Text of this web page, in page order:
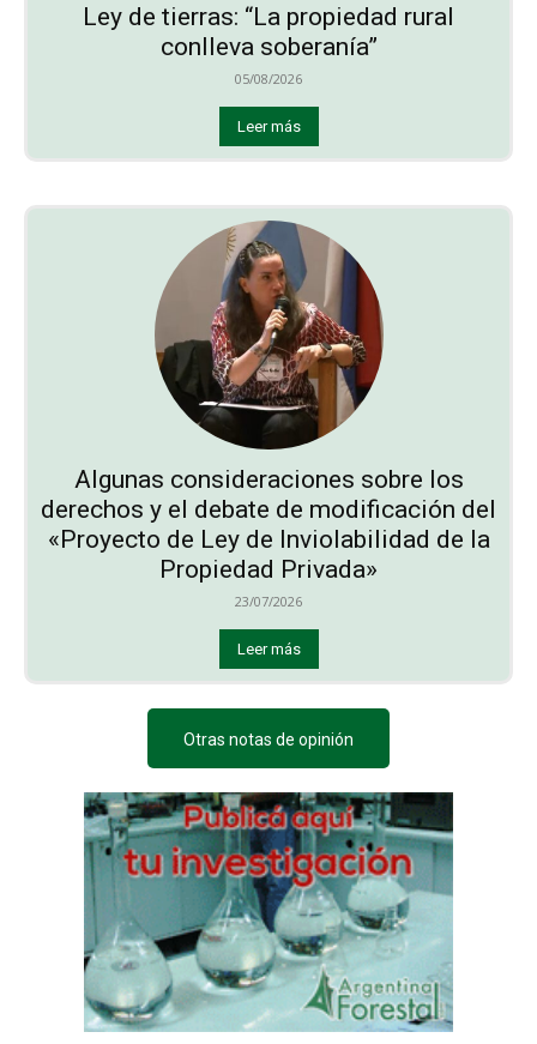
Ley de tierras: “La propiedad rural
conlleva soberanía”
05/08/2026
Leer más
Algunas consideraciones sobre los
derechos y el debate de modificación del
«Proyecto de Ley de Inviolabilidad de la
Propiedad Privada»
23/07/2026
Leer más
Otras notas de opinión